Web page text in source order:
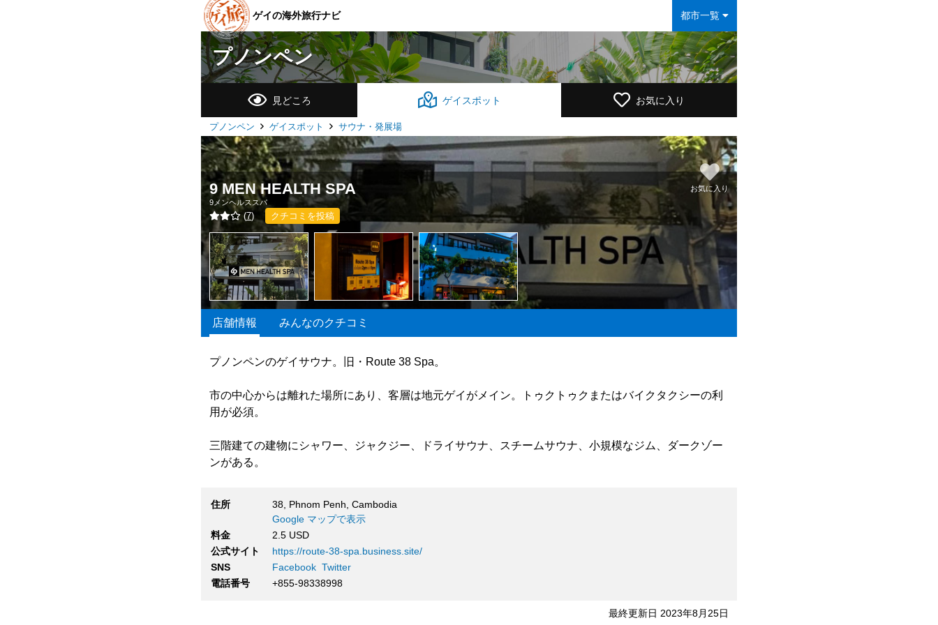
都市一覧
ゲイの海外旅行ナビ
プノンペン
見どころ ゲイスポット お気に入り
プノンペン ゲイスポット サウナ・発展場
9 MEN HEALTH SPA
9メンヘルススパ
(7) クチコミを投稿
お気に入り
店舗情報 みんなのクチコミ
プノンペンのゲイサウナ。旧・Route 38 Spa。
市の中心からは離れた場所にあり、客層は地元ゲイがメイン。トゥクトゥクまたはバイクタクシーの利
用が必須。
三階建ての建物にシャワー、ジャクジー、ドライサウナ、スチームサウナ、小規模なジム、ダークゾー
ンがある。
住所
38, Phnom Penh, Cambodia
Google マップで表示
料金
2.5 USD
公式サイト
https://route-38-spa.business.site/
SNS
Facebook Twitter
電話番号
+855-98338998
最終更新日 2023年8月25日